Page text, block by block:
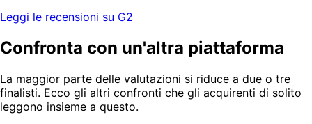
Leggi le recensioni su G2
Confronta con un'altra piattaforma
La maggior parte delle valutazioni si riduce a due o tre
finalisti. Ecco gli altri confronti che gli acquirenti di solito
leggono insieme a questo.